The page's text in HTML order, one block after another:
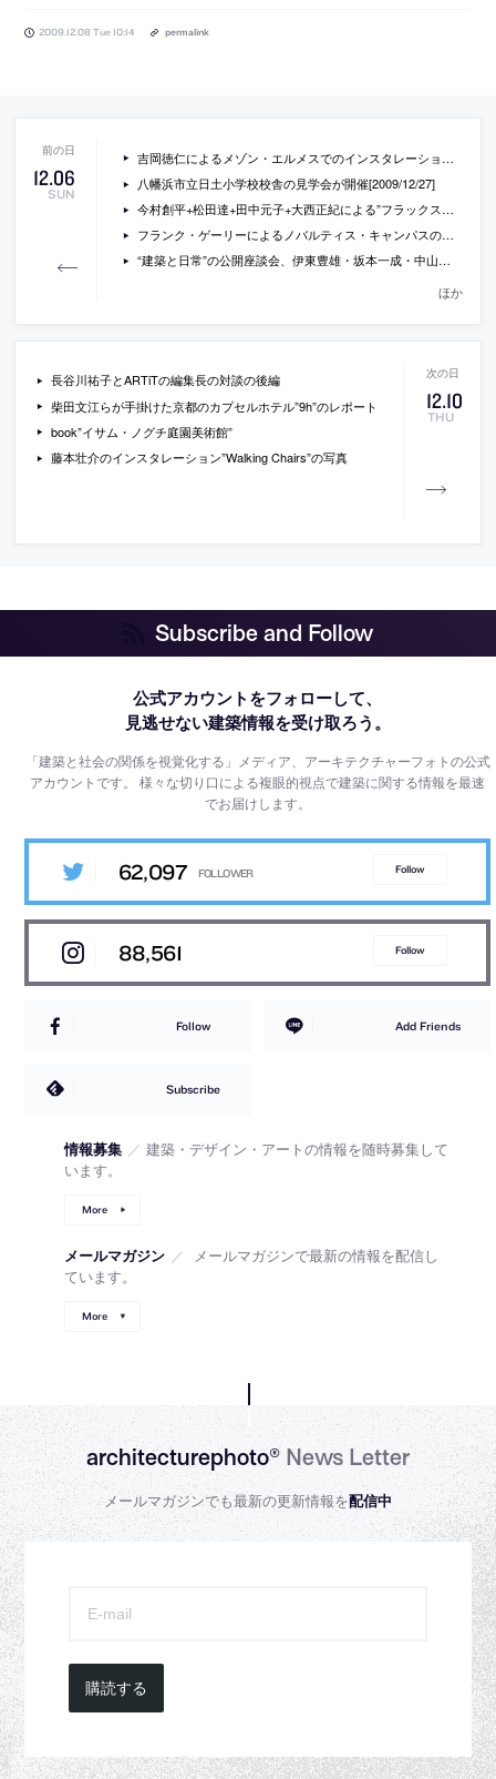
2009.12.08 Tue 10:14 permalink
12.06
SUN
吉岡徳仁によるメゾン・エルメスでのインスタレーション”Maison Hermès Window Display”
八幡浜市立日土小学校校舎の見学会が開催[2009/12/27]
今村創平+松田達+田中元子+大西正紀による”フラックスタウン・熱海”
フランク・ゲーリーによるノバルティス・キャンパスの新施設
“建築と日常”の公開座談会、伊東豊雄・坂本一成・中山英之・長谷川豪出演が開催[2010/1/18]
ほか
12.10
THU
長谷川祐子とARTiTの編集長の対談の後編
柴田文江らが手掛けた京都のカプセルホテル”9h”のレポート
book”イサム・ノグチ庭園美術館”
藤本壮介のインスタレーション”Walking Chairs”の写真
Subscribe and Follow
公式アカウントをフォローして、
見逃せない建築情報を受け取ろう。
「建築と社会の関係を視覚化する」メディア、アーキテクチャーフォトの公式
アカウントです。様々な切り口による複眼的視点で建築に関する情報を最速
でお届けします。
62,097 Follow
88,561 Follow
Follow Add Friends
Subscribe
情報募集 ／ 建築・デザイン・アートの情報を随時募集して
います。
More
メールマガジン ／
メールマガジンで最新の情報を配信し
ています。
More
architecturephoto®News Letter
メールマガジンでも最新の更新情報を配信中
購読する